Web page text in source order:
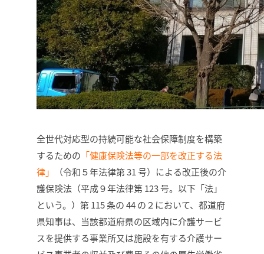
全世代対応型の持続可能な社会保障制度を構築
するための 「健康保険法等の一部を改正する法
律」
（令和５年法律第 31 号）による改正後の介
護保険法（平成９年法律第 123 号。以下「法」
という。）第 115 条の 44 の２において、都道府
県知事は、当該都道府県の区域内に介護サービ
スを提供する事業所又は施設を有する介護サー